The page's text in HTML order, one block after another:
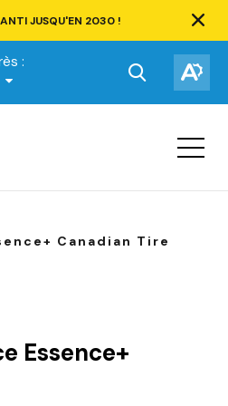
JUSQU'EN 2030 !
barre
:
Ouvrir
la
recherche.
la
Ouvrir
la
Canadian Tire
Essence+